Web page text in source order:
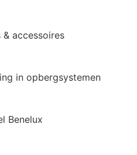
accessoires
in opbergsystemen
Benelux